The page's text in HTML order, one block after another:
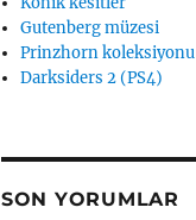
Gutenberg müzesi
Prinzhorn koleksiyonu
Darksiders 2 (PS4)
SON YORUMLAR